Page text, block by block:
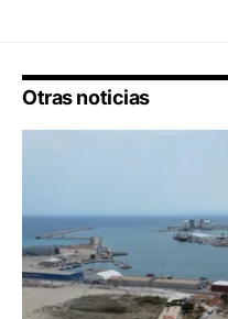
Otras noticias